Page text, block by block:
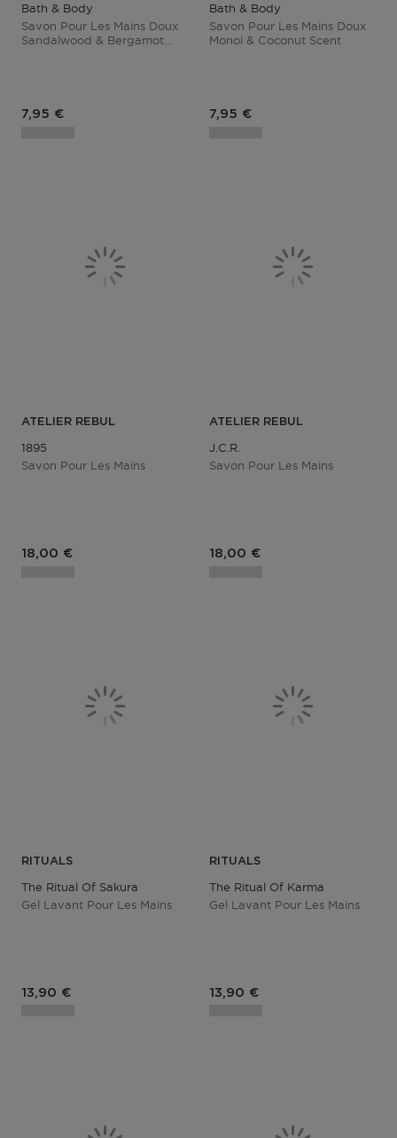
Bath & Body
Savon Pour Les Mains Doux
Sandalwood & Bergamot
Prix du produit
7,95 €
Bath & Body
Savon Pour Les Mains Doux
Monoi & Coconut Scent
Prix du produit
7,95 €
ATELIER REBUL
1895
Savon Pour Les Mains
18,00 €
ATELIER REBUL
J.c.r.
Savon Pour Les Mains
18,00 €
RITUALS
The Ritual Of Sakura
Gel Lavant Pour Les Mains
13,90 €
RITUALS
The Ritual Of Karma
Gel Lavant Pour Les Mains
13,90 €